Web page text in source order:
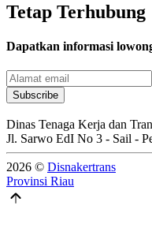
Tetap Terhubung
Dapatkan informasi
Subscribe
Dinas Tenaga Kerja dan
Jl. Sarwo EdI No 3 - Sail -
2026 © Disnakertrans
Provinsi Riau